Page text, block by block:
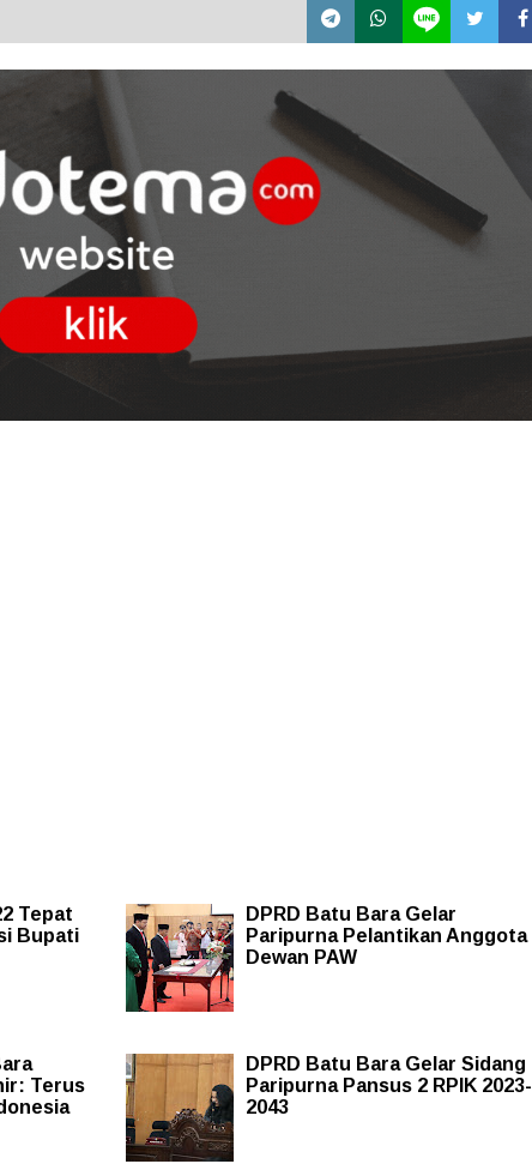
Tepat
Bupati
DPRD Batu Bara Gelar
Paripurna Pelantikan Anggota
Dewan PAW
Terus
DPRD Batu Bara Gelar Sidang
Paripurna Pansus 2 RPIK 2023-
2043